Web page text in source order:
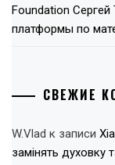
Foundation Сергей
платформы по
СВЕЖИЕ
W.Vlad к записи
замінять